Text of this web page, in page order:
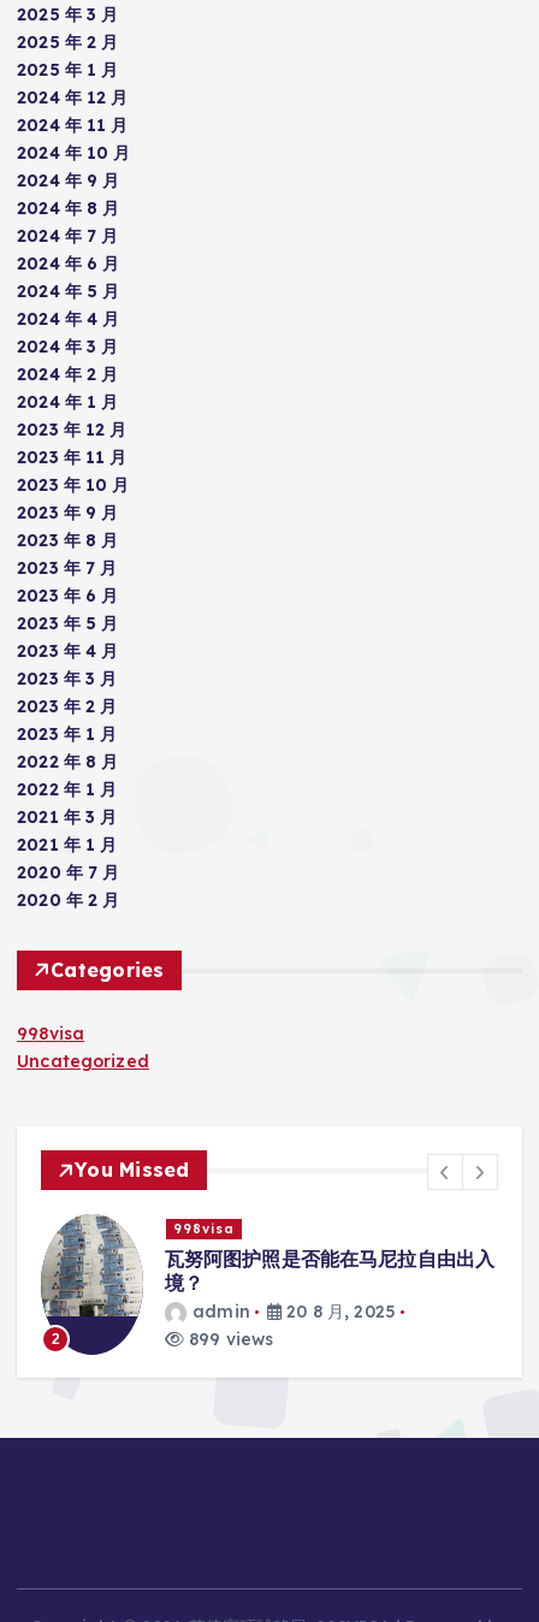
2025 年 3 月
2025 年 2 月
2025 年 1 月
2024 年 12 月
2024 年 11 月
2024 年 10 月
2024 年 9 月
2024 年 8 月
2024 年 7 月
2024 年 6 月
2024 年 5 月
2024 年 4 月
2024 年 3 月
2024 年 2 月
2024 年 1 月
2023 年 12 月
2023 年 11 月
2023 年 10 月
2023 年 9 月
2023 年 8 月
2023 年 7 月
2023 年 6 月
2023 年 5 月
2023 年 4 月
2023 年 3 月
2023 年 2 月
2023 年 1 月
2022 年 8 月
2022 年 1 月
2021 年 3 月
2021 年 1 月
2020 年 7 月
2020 年 2 月
Categories
998visa
Uncategorized
You Missed
3
998visa
瓦努阿图护照是否能在马尼拉使用国际
学校的注册？
admin
20 8 月, 2025
815 views